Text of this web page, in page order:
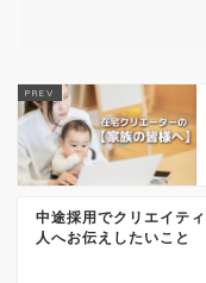
中途採用でクリエイテ
人へお伝えしたいこと